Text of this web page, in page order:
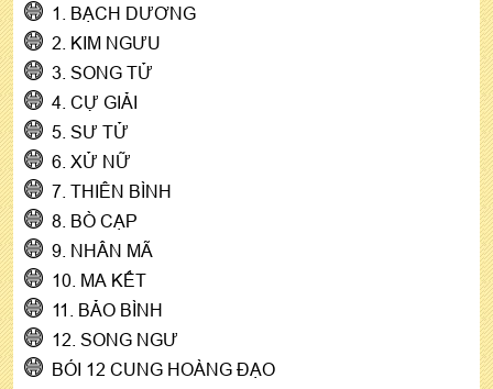
1. BẠCH DƯƠNG
2. KIM NGƯU
3. SONG TỬ
4. CỰ GIẢI
5. SƯ TỬ
6. XỬ NỮ
7. THIÊN BÌNH
8. BÒ CẠP
9. NHÂN MÃ
10. MA KẾT
11. BẢO BÌNH
12. SONG NGƯ
BÓI 12 CUNG HOÀNG ĐẠO